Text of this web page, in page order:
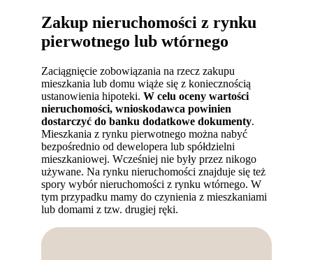
Zakup nieruchomości z rynku
pierwotnego lub wtórnego
Zaciągnięcie zobowiązania na rzecz zakupu
mieszkania lub domu wiąże się z koniecznością
ustanowienia hipoteki.W celu oceny wartości
nieruchomości, wnioskodawca powinien
dostarczyć do banku dodatkowe dokumenty.
Mieszkania z rynku pierwotnego można nabyć
bezpośrednio od dewelopera lub spółdzielni
mieszkaniowej. Wcześniej nie były przez nikogo
używane. Na rynku nieruchomości znajduje się też
spory wybór nieruchomości z rynku wtórnego. W
tym przypadku mamy do czynienia z mieszkaniami
lub domami z tzw. drugiej ręki.